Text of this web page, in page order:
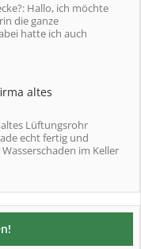
Hallo, ich möchte
die ganze
hatte ich auch
altes
Lüftungsrohr
echt fertig und
im Keller